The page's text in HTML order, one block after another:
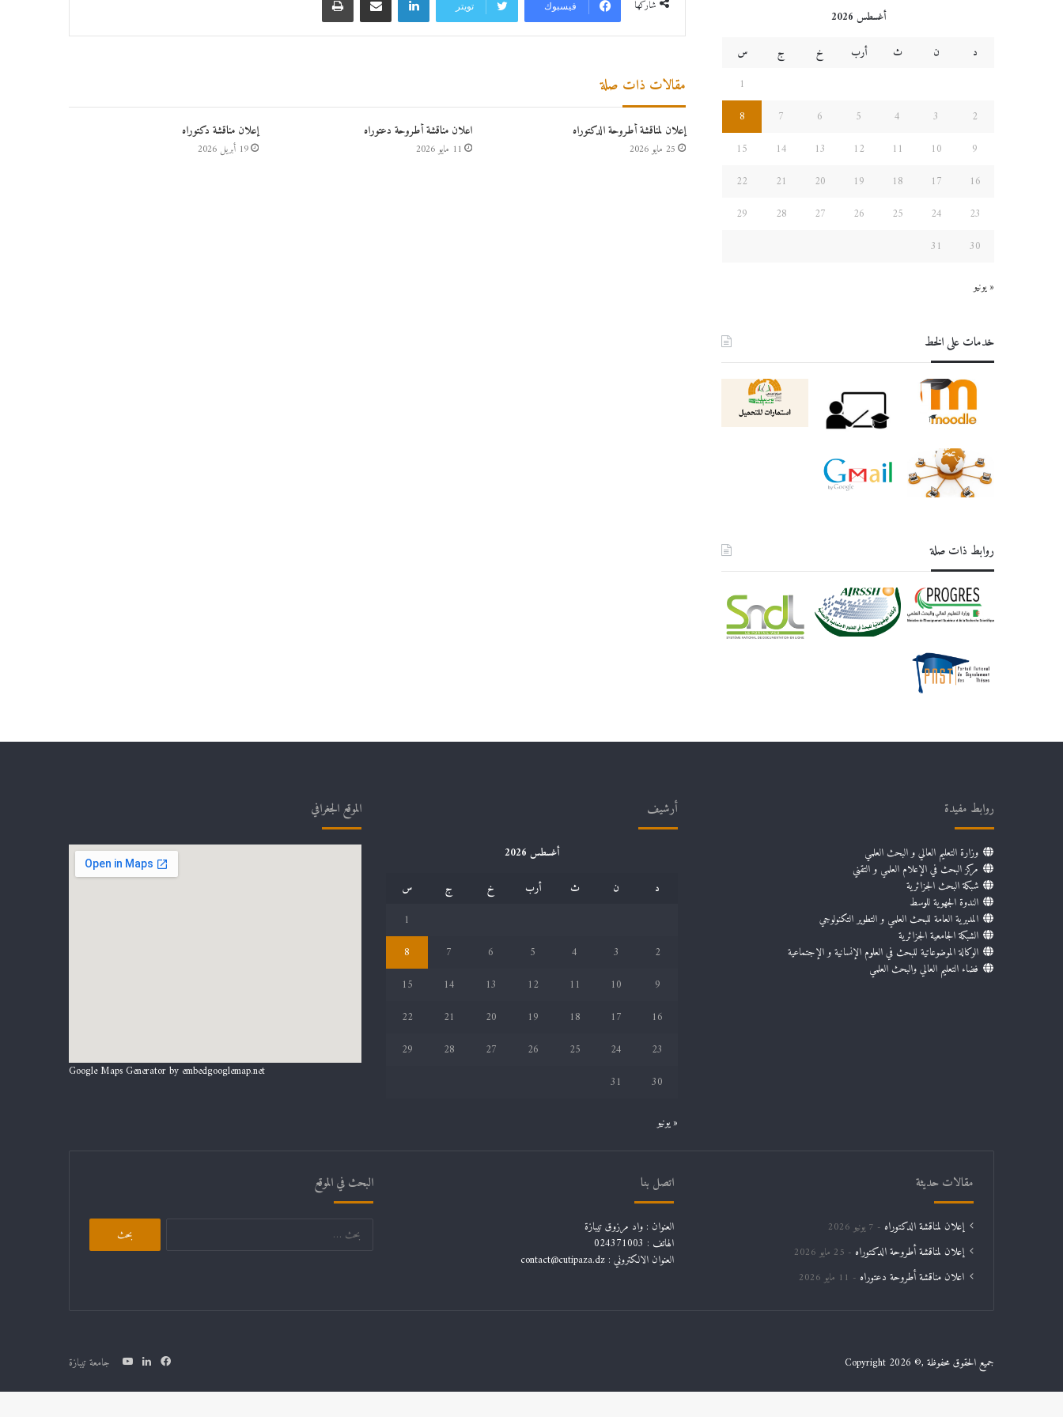
شاركها فيسبوك تويتر
مقالات ذات صلة
إعلان لمناقشة أطروحة الدكتوراه
25 مايو 2026
اعلان مناقشة أطروحة دعتوراه
11 مايو 2026
إعلان مناقشة دكتوراه
19 أبريل 2026
أغسطس 2026
د
ن ث أرب خ ج
س
1
2
3
4
5
6
7
8
9
10
11
12
13
14
15
16
17
18
19
20
21
22
23
24
25
26
27
28
29
30
31
« يونيو
خدمات على الخط
روابط ذات صلة
روابط مفيدة
وزارة التعليم العالي و البحث العلمي
مركز البحث في الإعلام العلمي و التقني
شبكة البحث الجزائرية
الندوة الجهوية للوسط
المديرية العامة للبحث العلمي و التطوير التكنولوجي
الشبكة الجامعية الجزائرية
الوكالة الموضوعاتية للبحث في العلوم الإنسانية و الإجتماعية
فضاء التعليم العالي والبحث العلمي
أرشيف
أغسطس 2026
د
ن ث أرب خ ج
س
1
2
3
4
5
6
7
8
9
10
11
12
13
14
15
16
17
18
19
20
21
22
23
24
25
26
27
28
29
30
31
« يونيو
الموقع الجغرافي
Google Maps Generator by embedgooglemap.net
مقالات حديثة
إعلان لمناقشة الدكتوراه 7 يونيو 2026
إعلان لمناقشة أطروحة الدكتوراه 25 مايو 2026
اعلان مناقشة أطروحة دعتوراه 11 مايو 2026
اتصل بنا
العنوان : واد مرزوق تيبازة
الهاتف : 024371003
العنوان الالكتروني : contact@cutipaza.dz
البحث في الموقع
البحث
جميع الحقوق محفوظة ,© Copyright 2026 جامعة تيبازة فيسبوكلينكدإنيوتيوب